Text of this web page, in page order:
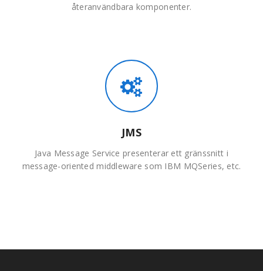
återanvändbara komponenter.
JMS
Java Message Service presenterar ett gränssnitt i
message-oriented middleware som IBM MQSeries, etc.